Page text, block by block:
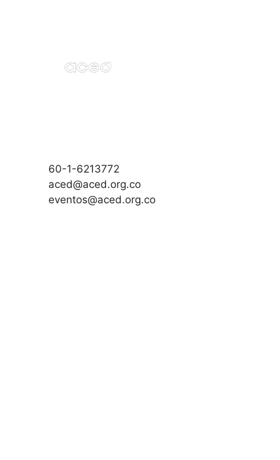
60-1-6213772
aced@aced.org.co
eventos@aced.org.co